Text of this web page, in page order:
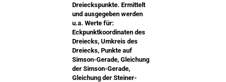
Dreieckspunkte. Ermittelt
und ausgegeben werden
u.a. Werte für:
Eckpunktkoordinaten des
Dreiecks, Umkreis des
Dreiecks, Punkte auf
Simson-Gerade, Gleichung
der Simson-Gerade,
Gleichung der Steiner-